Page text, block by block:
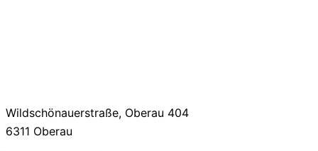
Wildschönauerstraße, Oberau 404
6311 Oberau